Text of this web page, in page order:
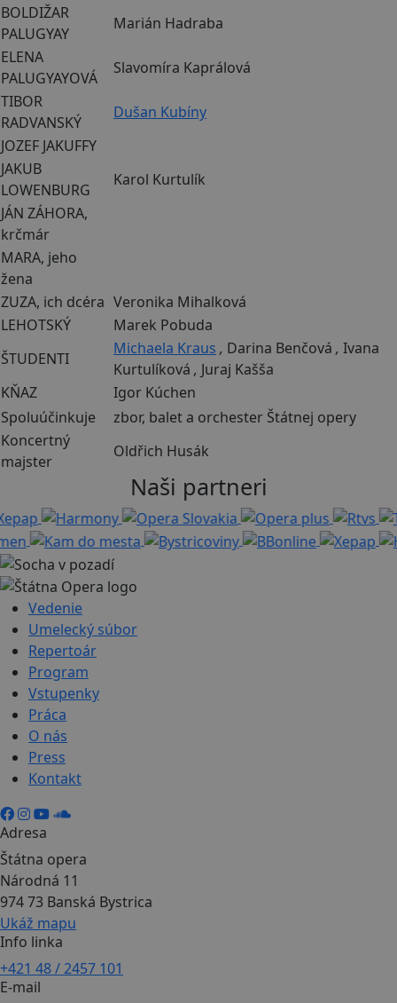
BOLDIŽAR
PALUGYAY
Marián Hadraba
ELENA
PALUGYAYOVÁ
Slavomíra Kaprálová
TIBOR
RADVANSKÝ
Dušan Kubíny
JOZEF JAKUFFY
JAKUB
LOWENBURG
Karol Kurtulík
JÁN ZÁHORA,
krčmár
MARA, jeho
žena
ZUZA, ich dcéra Veronika Mihalková
LEHOTSKÝ
Marek Pobuda
ŠTUDENTI
Michaela Kraus , Darina Benčová , Ivana
Kurtulíková , Juraj Kašša
KŇAZ
Igor Kúchen
Spoluúčinkuje
zbor, balet a orchester Štátnej opery
Koncertný
majster
Oldřich Husák
Naši partneri
Vedenie
Umelecký súbor
Repertoár
Program
Vstupenky
Práca
O nás
Press
Kontakt
Adresa
Štátna opera
Národná 11
974 73 Banská Bystrica
Ukáž mapu
Info linka
+421 48 / 2457 101
E-mail